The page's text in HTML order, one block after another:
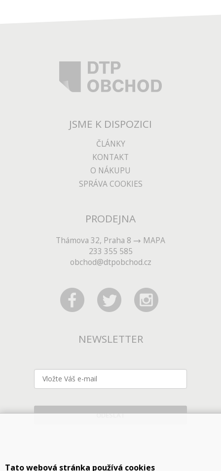
JSME K DISPOZICI
ČLÁNKY
KONTAKT
O NÁKUPU
SPRÁVA COOKIES
PRODEJNA
Thámova 32, Praha 8
MAPA
233 355 585
obchod@dtpobchod.cz
NEWSLETTER
ODESLAT
Tato webová stránka používá cookies